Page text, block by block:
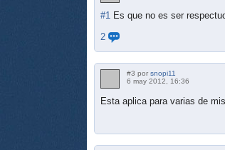
#1 Es que no es ser
2
#3 por snopi11
6 may 2012, 16:36
Esta aplica para varias de